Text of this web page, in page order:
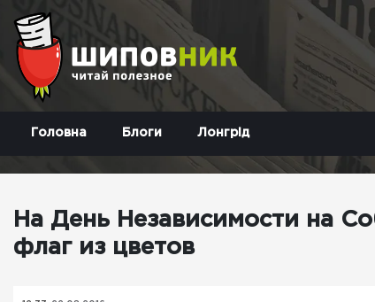
Головна Блоги Лонгрід
На День Независимости на
флаг из цветов